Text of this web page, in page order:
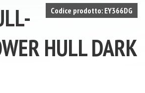
Codice prodotto: EY366DG
HULL DARK